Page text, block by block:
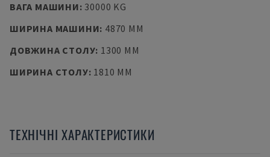
ВАГА МАШИНИ: 30000 KG
ШИРИНА МАШИНИ: 4870 MM
ДОВЖИНА СТОЛУ: 1300 MM
ШИРИНА СТОЛУ: 1810 MM
ТЕХНІЧНІ ХАРАКТЕРИСТИКИ